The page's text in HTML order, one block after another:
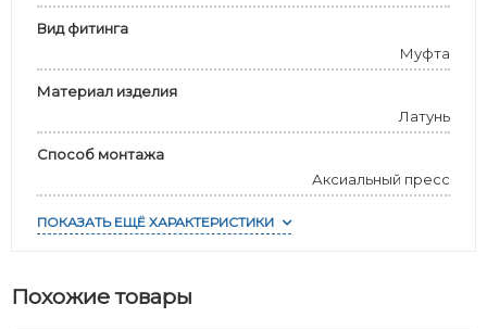
Вид фитинга
Муфта
Материал изделия
Латунь
Способ монтажа
Аксиальный пресс
ПОКАЗАТЬ ЕЩЁ ХАРАКТЕРИСТИКИ
Похожие товары